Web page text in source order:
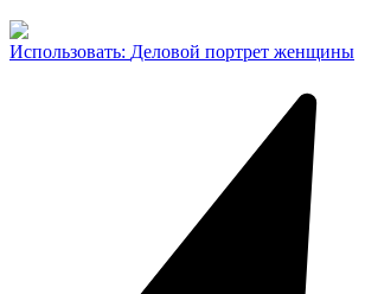
Использовать: Деловой портрет женщины